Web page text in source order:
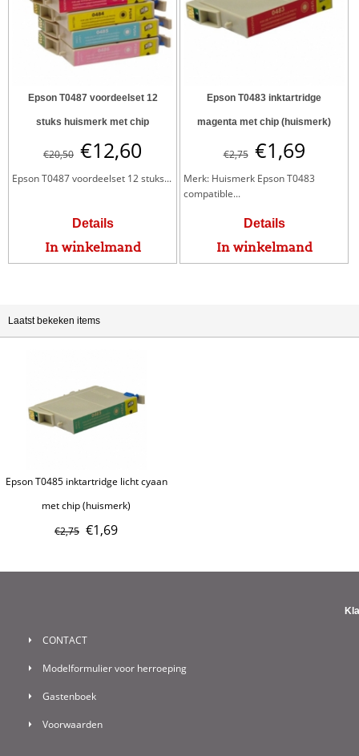
Epson T0487 voordeelset 12
stuks huismerk met chip
€20,50 €12,60
Epson T0487 voordeelset 12 stuks...
Details
In winkelmand
Epson T0483 inktartridge
magenta met chip (huismerk)
€2,75 €1,69
Merk: Huismerk Epson T0483
compatible...
Details
In winkelmand
Laatst bekeken items
Epson T0485 inktartridge licht cyaan
met chip (huismerk)
€2,75 €1,69
CONTACT
Modelformulier voor herroeping
Gastenboek
Voorwaarden